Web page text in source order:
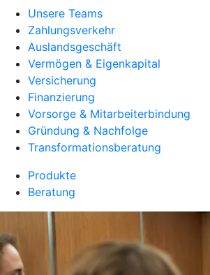
Unsere Teams
Zahlungsverkehr
Auslandsgeschäft
Vermögen & Eigenkapital
Versicherung
Finanzierung
Vorsorge & Mitarbeiterbindung
Gründung & Nachfolge
Transformationsberatung
Produkte
Beratung